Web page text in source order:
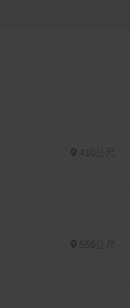
410公尺
556公尺